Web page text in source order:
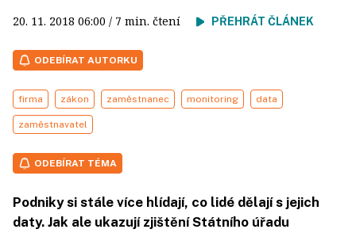
20. 11. 2018 06:00 / 7 min. čtení PŘEHRÁT ČLÁNEK
ODEBÍRAT AUTORKU
firma zákon zaměstnanec monitoring data
zaměstnavatel
ODEBÍRAT TÉMA
Podniky si stále více hlídají, co lidé dělají s jejich
daty. Jak ale ukazují zjištění Státního úřadu